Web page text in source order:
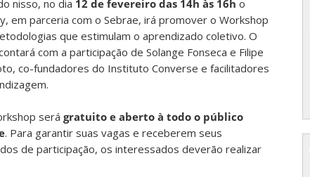
nisso, no dia 12 de fevereiro das 14h às 16h o
em parceria com o Sebrae, irá promover o Workshop
que estimulam o aprendizado coletivo. O
com a participação de Solange Fonseca e Filipe
co-fundadores do Instituto Converse e facilitadores
será gratuito e aberto à todo o público
. Para garantir suas vagas e receberem seus
de participação, os interessados deverão realizar